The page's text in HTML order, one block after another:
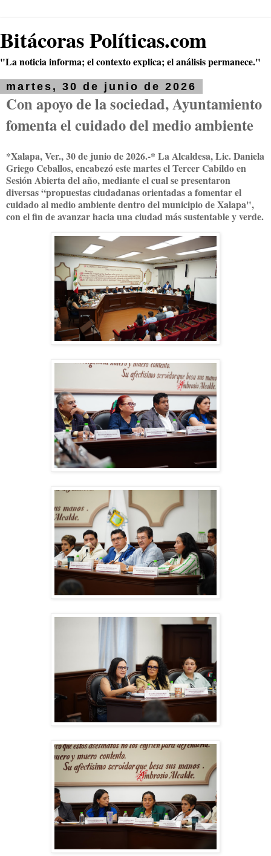
Bitácoras Políticas.com
"La noticia informa; el contexto explica; el análisis permanece."
martes, 30 de junio de 2026
Con apoyo de la sociedad, Ayuntamiento
fomenta el cuidado del medio ambiente
*Xalapa, Ver., 30 de junio de 2026.-* La Alcaldesa, Lic. Daniela
Griego Ceballos, encabezó este martes el Tercer Cabildo en
Sesión Abierta del año, mediante el cual se presentaron
diversas “propuestas ciudadanas orientadas a fomentar el
cuidado al medio ambiente dentro del municipio de Xalapa",
con el fin de avanzar hacia una ciudad más sustentable y verde.